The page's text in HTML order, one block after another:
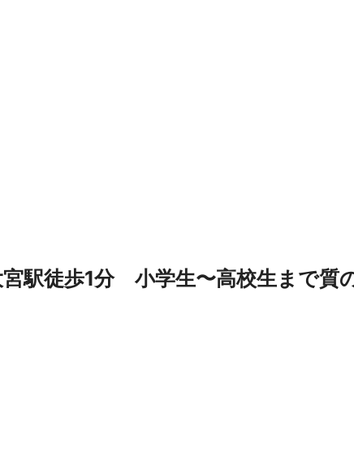
駅徒歩1分 小学生〜高校生まで質